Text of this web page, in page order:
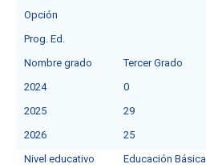
Opción
Prog. Ed.
Nombre grado
Tercer Grado
2024
0
2025
29
2026
25
Nivel educativo
Educación Básica